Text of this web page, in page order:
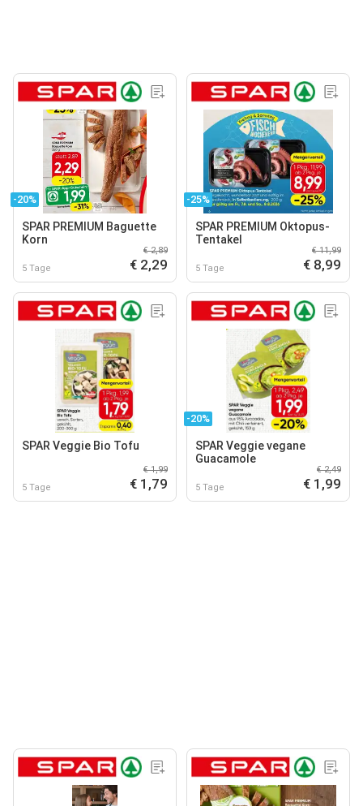
-20%
SPAR PREMIUM Baguette
Korn
5 Tage
€ 2,89
€ 2,29
-25%
SPAR PREMIUM Oktopus-
Tentakel
5 Tage
€ 11,99
€ 8,99
SPAR Veggie Bio Tofu
5 Tage
€ 1,99
€ 1,79
-20%
SPAR Veggie vegane
Guacamole
5 Tage
€ 2,49
€ 1,99